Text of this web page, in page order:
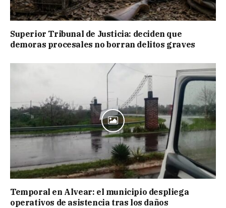
Superior Tribunal de Justicia: deciden que
demoras procesales no borran delitos graves
Temporal en Alvear: el municipio despliega
operativos de asistencia tras los daños